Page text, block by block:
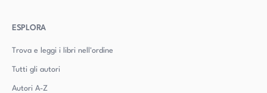
ESPLORA
Trova e leggi i libri nell'ordine
Tutti gli autori
Autori A-Z